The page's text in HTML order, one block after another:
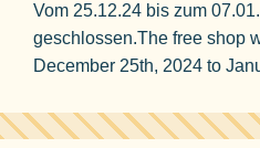
Vom 25.12.24 bis zum
geschlossen.The free shop
December 25th, 2024 to